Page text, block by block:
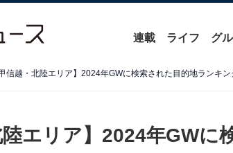
連載 ライフ グ
甲信越・北陸エリア】2024年GWに検索された目的地ランキ
陸エリア】2024年GWに